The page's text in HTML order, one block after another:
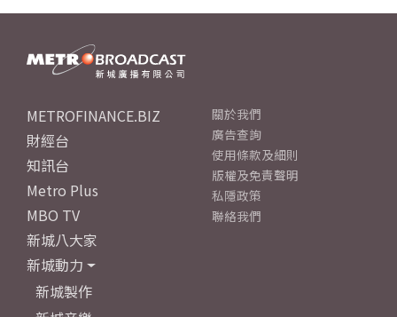
METROFINANCE.BIZ
財經台
知訊台
Metro Plus
MBO TV
新城八大家
新城動力
新城製作
關於我們
廣告查詢
使用條款及細則
版權及免責聲明
私隱政策
聯絡我們